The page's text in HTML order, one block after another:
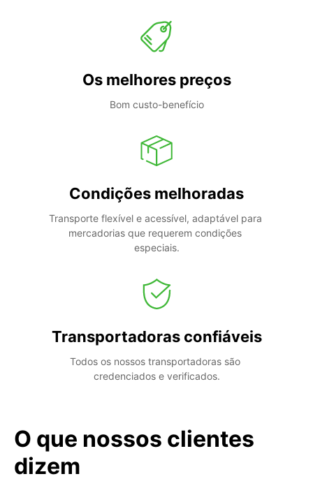
Os melhores preços
Bom custo-benefício
Condições melhoradas
Transporte flexível e acessível, adaptável para
mercadorias que requerem condições
especiais.
Transportadoras confiáveis
Todos os nossos transportadoras são
credenciados e verificados.
O que nossos clientes
dizem